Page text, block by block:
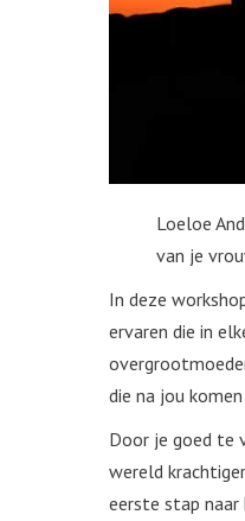
Loeloe
van je
In deze
ervaren die in
die na jou
Door je goed te
wereld
eerste stap naar